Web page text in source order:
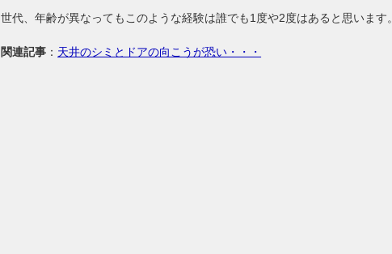
世代、年齢が異なってもこのような経験は誰でも1度や2度はあると思います。
関連記事 ： 天井のシミとドアの向こうが恐い・・・